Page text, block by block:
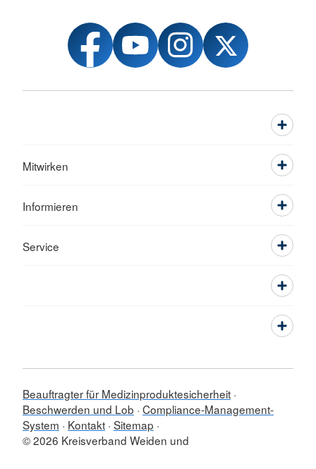
Mitwirken
Informieren
Service
Beauftragter für Medizinproduktesicherheit
Beschwerden und Lob Compliance-Management-
System
Kontakt Sitemap
© 2026 Kreisverband Weiden und